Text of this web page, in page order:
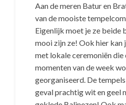
Aan de meren Batur en
van de mooiste
Eigenlijk moet je ze beide
mooi zijn ze! Ook hier kan
met lokale ceremoniën die
momenten van de week
georganiseerd. De
geval prachtig wit en geel